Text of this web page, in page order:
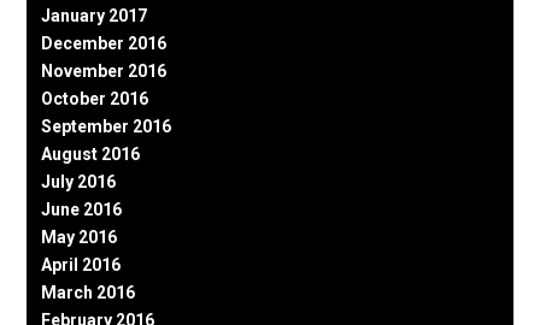
January 2017
December 2016
November 2016
October 2016
September 2016
August 2016
July 2016
June 2016
May 2016
April 2016
March 2016
February 2016